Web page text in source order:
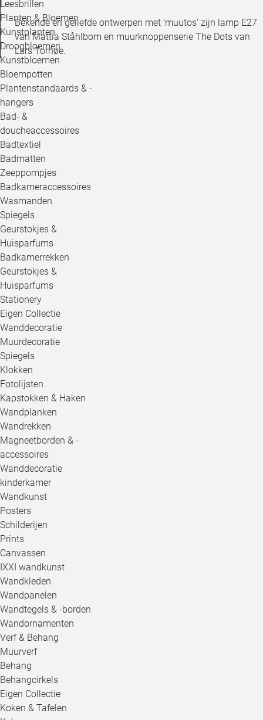
Leesbrillen
Planten & Bloemen
Kunstplanten
Droogbloemen
Kunstbloemen
Bloempotten
Plantenstandaards & -
hangers
Bad- &
doucheaccessoires
Badtextiel
Badmatten
Zeeppompjes
Badkameraccessoires
Wasmanden
Spiegels
Geurstokjes &
Huisparfums
Badkamerrekken
Geurstokjes &
Huisparfums
Stationery
Eigen Collectie
Wanddecoratie
Muurdecoratie
Spiegels
Klokken
Fotolijsten
Kapstokken & Haken
Wandplanken
Wandrekken
Magneetborden & -
accessoires
Wanddecoratie
kinderkamer
Wandkunst
Posters
Schilderijen
Prints
Canvassen
IXXI wandkunst
Wandkleden
Wandpanelen
Wandtegels & -borden
Wandornamenten
Verf & Behang
Muurverf
Behang
Behangcirkels
Eigen Collectie
Koken & Tafelen
Bekende en geliefde ontwerpen met ‘muutos’ zijn lamp E27
van Mattia Ståhlbom en muurknoppenserie The Dots van
Lars Tornøe.